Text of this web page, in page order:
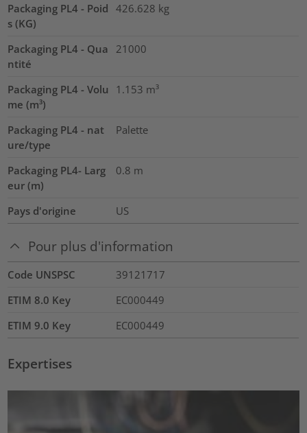
Packaging PL4 - Poid
s (KG)
426.628 kg
Packaging PL4 - Qua
ntité
21000
Packaging PL4 - Volu
me (m³)
1.153 m³
Packaging PL4 - nat
ure/type
Palette
Packaging PL4- Larg
eur (m)
0.8 m
Pays d'origine US
Pour plus d'information
Code UNSPSC
39121717
ETIM 8.0 Key
EC000449
ETIM 9.0 Key
EC000449
Expertises